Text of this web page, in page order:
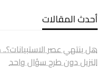
أحدث المقالات
هل ينتهي عصر
النزيل دون طرح سؤال واحد